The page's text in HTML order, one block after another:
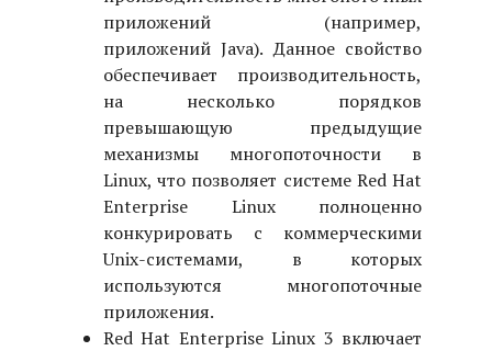
приложений (например,
приложений Java). Данное свойство
обеспечивает производительность,
на несколько порядков
превышающую предыдущие
механизмы многопоточности в
Linux, что позволяет системе Red Hat
Enterprise Linux полноценно
конкурировать с коммерческими
Unix-системами, в которых
используются многопоточные
приложения.
Red Hat Enterprise Linux 3 включает